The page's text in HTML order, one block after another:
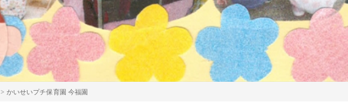
> かいせいプチ保育園 今福園